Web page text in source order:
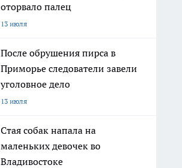
оторвало палец
13 июля
После обрушения пирса в
Приморье следователи завели
уголовное дело
13 июля
Стая собак напала на
маленьких девочек во
Владивостоке